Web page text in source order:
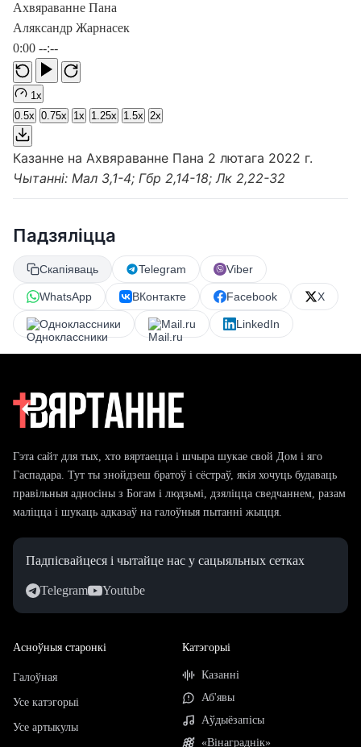
Ахвяраванне Пана
Аляксандр Жарнасек
0:00 --:--
1x
0.5x 0.75x 1x 1.25x 1.5x 2x
Казанне на Ахвяраванне Пана 2 лютага 2022 г.
Чытанні: Мал 3,1-4; Гбр 2,14-18; Лк 2,22-32
Падзяліцца
Скапіяваць Telegram Viber
WhatsApp ВКонтакте Facebook X
Одноклассники Mail.ru LinkedIn
Гэта сайт для тых, хто вяртаецца і шчыра шукае свой Дом і яго
Гаспадара. Тут ты знойдзеш братоў і сёстраў, якія хочуць будаваць
правільныя адносіны з Богам і людзьмі, дзяліцца сведчаннем, разам
маліцца і шукаць адказаў на галоўныя пытанні жыцця.
Падпісвайцеся і чытайце нас у сацыяльных сетках
Telegram Youtube
Асноўныя старонкі
Галоўная
Усе катэгорыі
Усе артыкулы
Катэгорыі
Казанні
Аб'явы
Аўдыёзапісы
«Вінаграднік»